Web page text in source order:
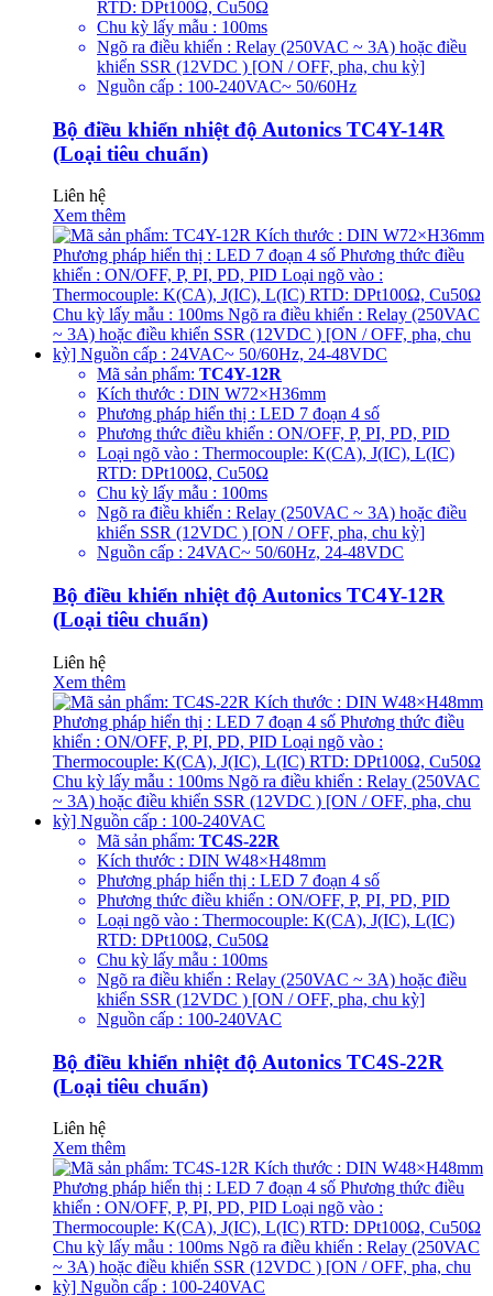
RTD: DPt100Ω, Cu50Ω
Chu kỳ lấy mẫu : 100ms
Ngõ ra điều khiển : Relay (250VAC ~ 3A) hoặc điều
khiển SSR (12VDC ) [ON / OFF, pha, chu kỳ]
Nguồn cấp : 100-240VAC~ 50/60Hz
Bộ điều khiển nhiệt độ Autonics TC4Y-14R
(Loại tiêu chuẩn)
Liên hệ
Xem thêm
Mã sản phẩm: TC4Y-12R
Kích thước : DIN W72×H36mm
Phương pháp hiển thị : LED 7 đoạn 4 số
Phương thức điều khiển : ON/OFF, P, PI, PD, PID
Loại ngõ vào : Thermocouple: K(CA), J(IC), L(IC)
RTD: DPt100Ω, Cu50Ω
Chu kỳ lấy mẫu : 100ms
Ngõ ra điều khiển : Relay (250VAC ~ 3A) hoặc điều
khiển SSR (12VDC ) [ON / OFF, pha, chu kỳ]
Nguồn cấp : 24VAC~ 50/60Hz, 24-48VDC
Bộ điều khiển nhiệt độ Autonics TC4Y-12R
(Loại tiêu chuẩn)
Liên hệ
Xem thêm
Mã sản phẩm: TC4S-22R
Kích thước : DIN W48×H48mm
Phương pháp hiển thị : LED 7 đoạn 4 số
Phương thức điều khiển : ON/OFF, P, PI, PD, PID
Loại ngõ vào : Thermocouple: K(CA), J(IC), L(IC)
RTD: DPt100Ω, Cu50Ω
Chu kỳ lấy mẫu : 100ms
Ngõ ra điều khiển : Relay (250VAC ~ 3A) hoặc điều
khiển SSR (12VDC ) [ON / OFF, pha, chu kỳ]
Nguồn cấp : 100-240VAC
Bộ điều khiển nhiệt độ Autonics TC4S-22R
(Loại tiêu chuẩn)
Liên hệ
Xem thêm